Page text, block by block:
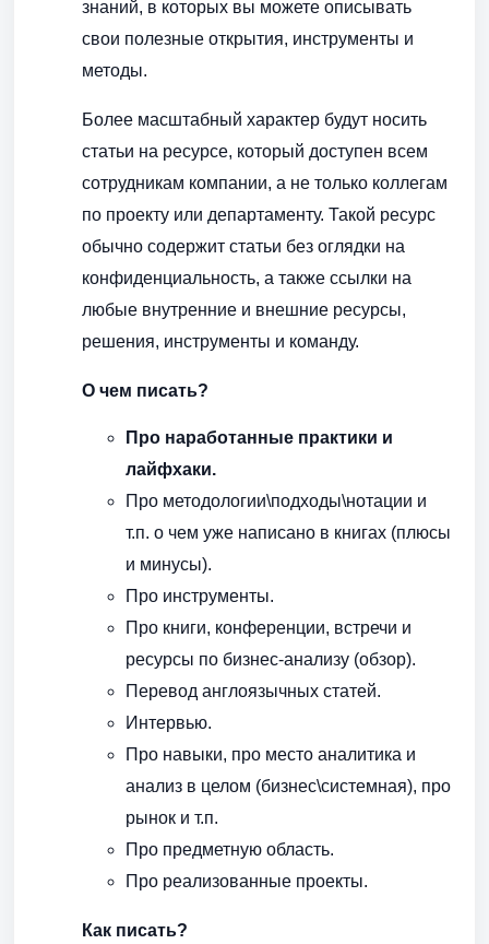
знаний, в которых вы можете описывать
свои полезные открытия, инструменты и
методы.
Более масштабный характер будут носить
статьи на ресурсе, который доступен всем
сотрудникам компании, а не только коллегам
по проекту или департаменту. Такой ресурс
обычно содержит статьи без оглядки на
конфиденциальность, а также ссылки на
любые внутренние и внешние ресурсы,
решения, инструменты и команду.
О чем писать?
Про наработанные практики и
лайфхаки.
Про методологии\подходы\нотации и
т.п. о чем уже написано в книгах (плюсы
и минусы).
Про инструменты.
Про книги, конференции, встречи и
ресурсы по бизнес-анализу (обзор).
Перевод англоязычных статей.
Интервью.
Про навыки, про место аналитика и
анализ в целом (бизнес\системная), про
рынок и т.п.
Про предметную область.
Про реализованные проекты.
Как писать?